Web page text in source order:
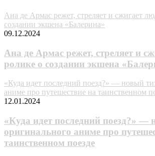
Ана де Армас режет, стреляет и сжигает
создании экшена «Балерина»
09.12.2024
Ана де Армас режет, стреляет и
ролике о создании экшена
«Куда идет последний поезд?» — новый
аниме про путешествие на таинственном
12.01.2024
«Куда идет последний поезд?» —
оригинального аниме про
таинственном поезде